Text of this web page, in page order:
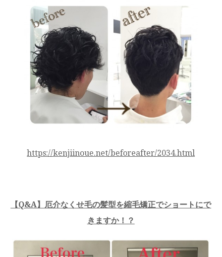
https://kenjiinoue.net/beforeafter/2034.html
【Q&A】厄介なくせ毛の髪型を縮毛矯正でショートにで
きますか！？